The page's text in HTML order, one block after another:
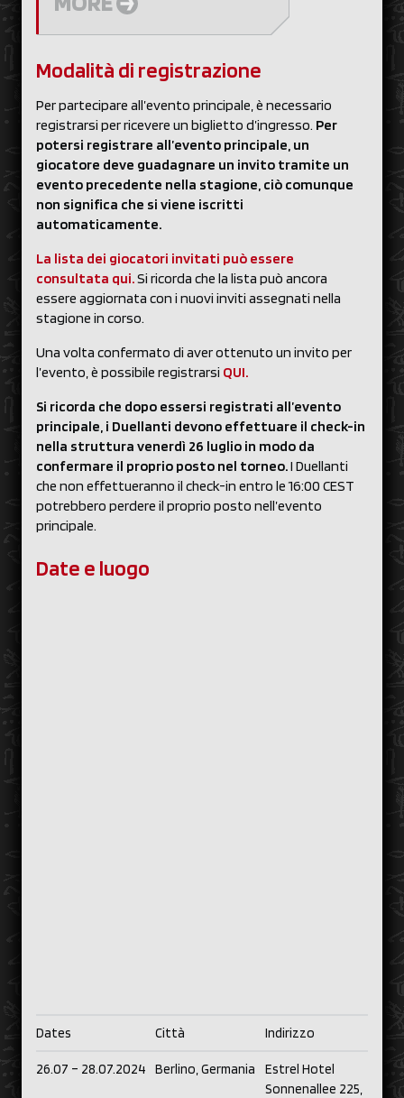
Modalità di registrazione
Per partecipare all’evento principale, è necessario
registrarsi per ricevere un biglietto d’ingresso. Per
potersi registrare all’evento principale, un
giocatore deve guadagnare un invito tramite un
evento precedente nella stagione, ciò comunque
non significa che si viene iscritti
automaticamente.
La lista dei giocatori invitati può essere
consultata qui.Si ricorda che la lista può ancora
essere aggiornata con i nuovi inviti assegnati nella
stagione in corso.
Una volta confermato di aver ottenuto un invito per
l’evento, è possibile registrarsi QUI.
Si ricorda che dopo essersi registrati all’evento
principale, i Duellanti devono effettuare il check-in
nella struttura venerdì 26 luglio in modo da
confermare il proprio posto nel torneo.I Duellanti
che non effettueranno il check-in entro le 16:00 CEST
potrebbero perdere il proprio posto nell’evento
principale.
Date e luogo
Dates Città Indirizzo
26.07 – 28.07.2024 Berlino, Germania
Estrel Hotel
Sonnenallee 225,